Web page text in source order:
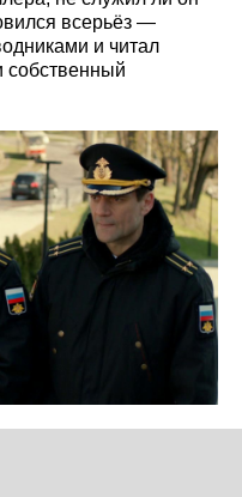
всерьёз —
и читал
собственный